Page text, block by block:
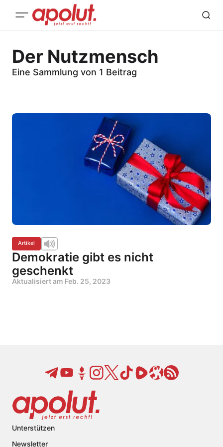
Der Nutzmensch
Eine Sammlung von 1 Beitrag
Artikel
Demokratie gibt es nicht
geschenkt
Aktualisiert am Feb. 25, 2023
Unterstützen
Newsletter